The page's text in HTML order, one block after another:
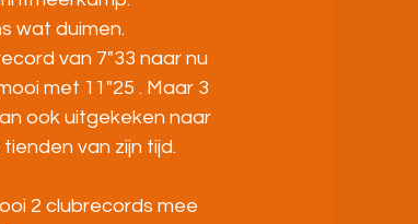
wat duimen.
van 7"33 naar nu
met 11"25 . Maar 3
ook uitgekeken naar
van zijn tijd.
2 clubrecords mee